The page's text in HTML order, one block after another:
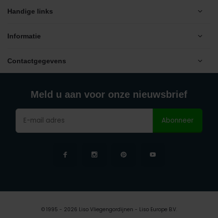
Handige links
Informatie
Contactgegevens
Meld u aan voor onze nieuwsbrief
Abonneer
© 1995 - 2026 Liso Vliegengordijnen - Liso Europe B.V.